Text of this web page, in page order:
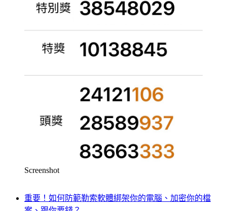
Screenshot
重要！如何防範勒索軟體綁架你的電腦、加密你的檔